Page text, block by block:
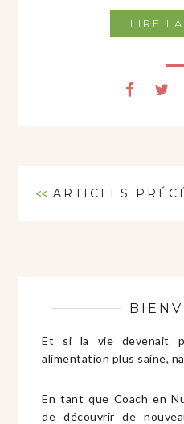
LIRE
<< ARTICLES
Et si la vie devenait
alimentation plus saine,
En tant que Coach en
de découvrir de